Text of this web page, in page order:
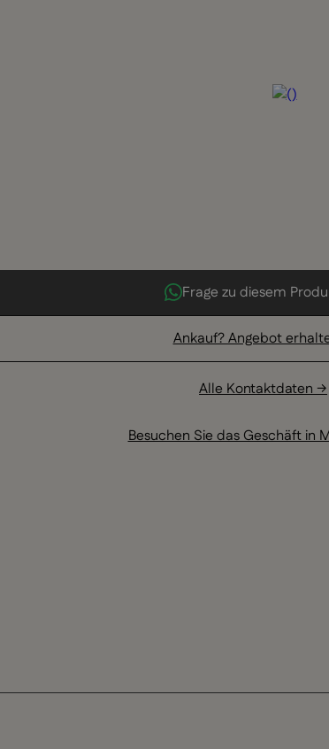
Frage zu diesem
Ankauf? Angebot
Alle Kontaktdaten →
Besuchen Sie das Geschäft in